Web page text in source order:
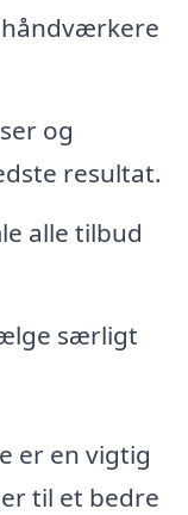
og
resultat.
alle tilbud
særligt
er en vigtig
til et bedre